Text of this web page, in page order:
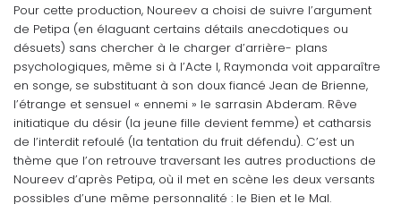
Pour cette production, Noureev a choisi de suivre l’argument
de Petipa (en élaguant certains détails anecdotiques ou
désuets) sans chercher à le charger d’arrière- plans
psychologiques, même si à l’Acte I, Raymonda voit apparaître
en songe, se substituant à son doux fiancé Jean de Brienne,
l’étrange et sensuel « ennemi » le sarrasin Abderam. Rêve
initiatique du désir (la jeune fille devient femme) et catharsis
de l’interdit refoulé (la tentation du fruit défendu). C’est un
thème que l’on retrouve traversant les autres productions de
Noureev d’après Petipa, où il met en scène les deux versants
possibles d’une même personnalité : le Bien et le Mal.